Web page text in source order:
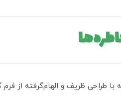
عاج است که با طراحی ظریف و